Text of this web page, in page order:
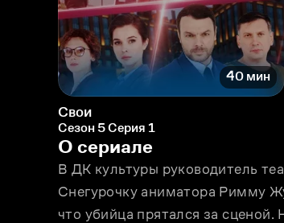
40 мин
Свои
Сезон 5 Серия 1
О сериале
В ДК культуры руководитель
Снегурочку аниматора Римму
что убийца прятался за